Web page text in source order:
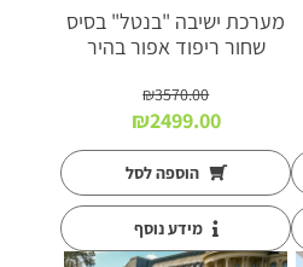
מערכת ישיבה "בנטל" בסיס
שחור ריפוד אפור בהיר
₪3570.00
המחיר
המקורי
היה:
₪3570.00.
₪2499.00
הנוכחי
הוא:
₪2499.00.
הוספה לסל
מידע נוסף